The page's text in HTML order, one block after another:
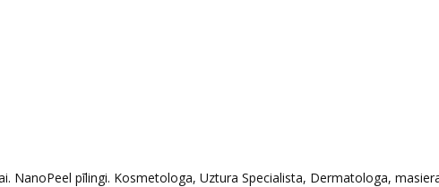
NanoPeel pīlingi. Kosmetologa, Uztura Specialista, Dermatologa,